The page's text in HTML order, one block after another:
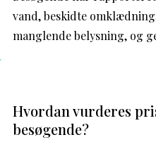
vand, beskidte
manglende belysning, og
Hvordan vurderes
besøgende?